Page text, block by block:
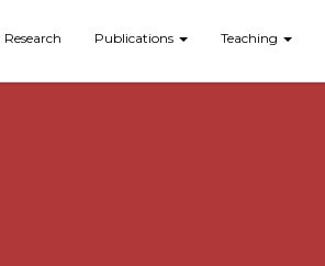
Research Publications Teaching